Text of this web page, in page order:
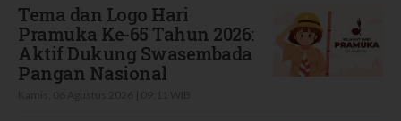
Tema dan Logo Hari
Pramuka Ke-65 Tahun 2026:
Aktif Dukung Swasembada
Pangan Nasional